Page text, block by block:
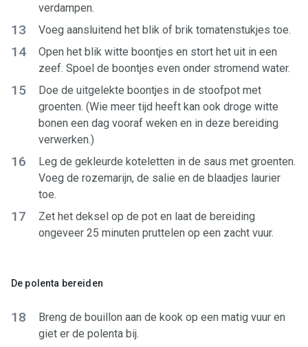
verdampen.
13 Voeg aansluitend het blik of brik tomatenstukjes toe.
14
Open het blik witte boontjes en stort het uit in een
zeef. Spoel de boontjes even onder stromend water.
15
Doe de uitgelekte boontjes in de stoofpot met
groenten. (Wie meer tijd heeft kan ook droge witte
bonen een dag vooraf weken en in deze bereiding
verwerken.)
16
Leg de gekleurde koteletten in de saus met groenten.
Voeg de rozemarijn, de salie en de blaadjes laurier
toe.
17
Zet het deksel op de pot en laat de bereiding
ongeveer 25 minuten pruttelen op een zacht vuur.
De polenta bereiden
18
Breng de bouillon aan de kook op een matig vuur en
giet er de polenta bij.